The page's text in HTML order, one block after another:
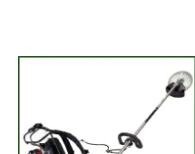
お気に入り一覧
農業機械